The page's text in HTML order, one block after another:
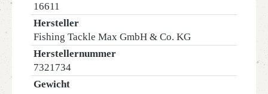
16611
Hersteller
Fishing Tackle Max GmbH & Co. KG
Herstellernummer
7321734
Gewicht